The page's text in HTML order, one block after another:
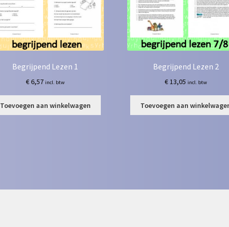
Begrijpend Lezen 1
€6,57 incl. btw
Toevoegen aan winkelwagen
Begrijpend Lezen 2
€13,05 incl. btw
Toevoegen aan